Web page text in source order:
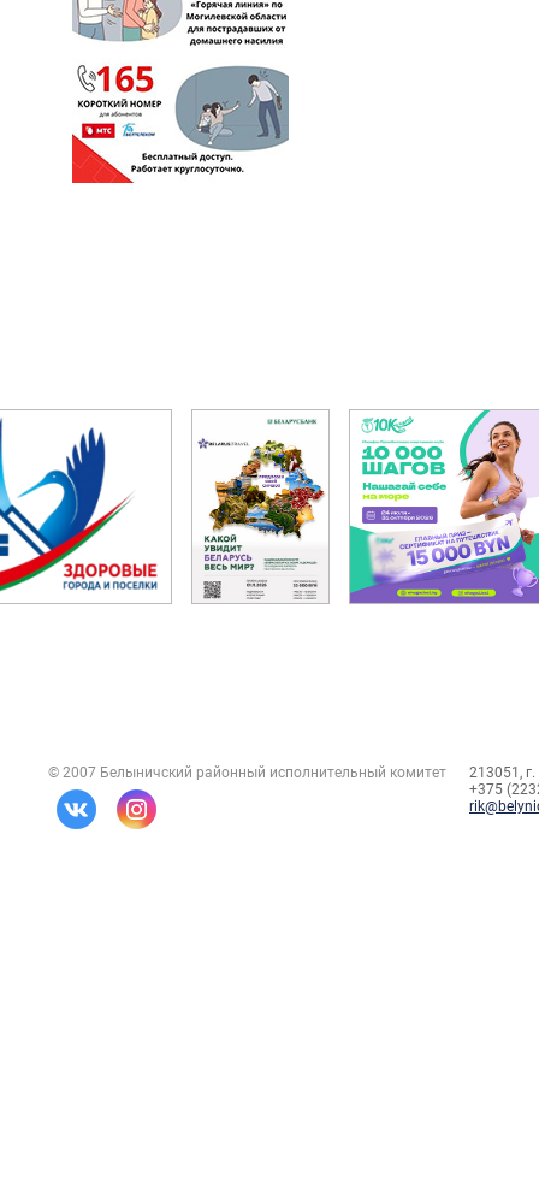
© 2007 Белыничский районный исполнительный комитет
213051,
+375